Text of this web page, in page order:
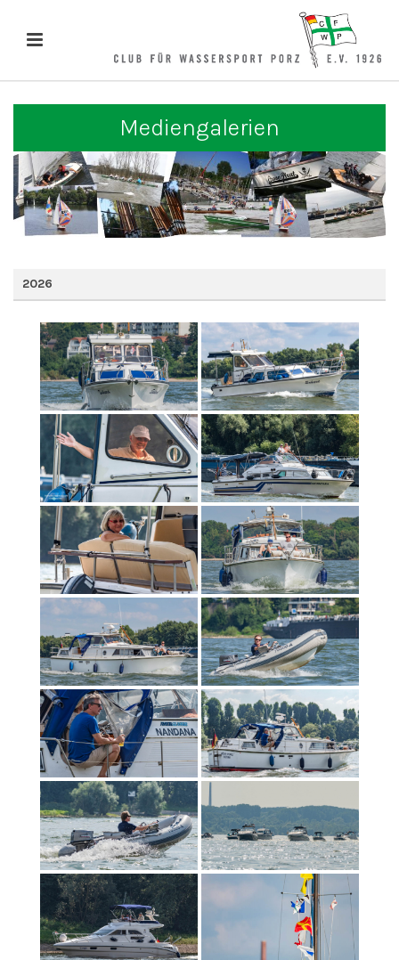
Mediengalerien
2026